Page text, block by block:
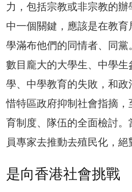
力，包括宗教或非宗教的
中一個關鍵，應該是在教
學滿布他們的同情者、同
數目龐大的大學生、中學
學、中學教育的失敗，和
惜特區政府抑制社會指摘
育制度、隊伍的全面檢討
員專家去推動去殖民化，絕
是向香港社會挑戰